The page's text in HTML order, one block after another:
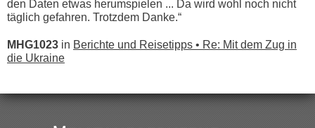
den Daten etwas herumspielen ... Da wird wohl noch nicht
täglich gefahren. Trotzdem Danke.“
MHG1023 in Berichte und Reisetipps • Re: Mit dem Zug in
die Ukraine